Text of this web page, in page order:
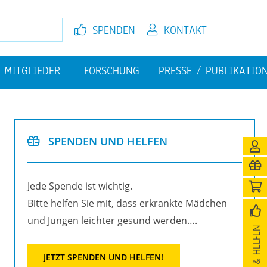
KON­TAKT
SPEN­DEN
MIT­GLIE­DER FOR­SCHUNG PRES­SE /
SPEN­DEN UND HEL­FEN
Jede Spen­de ist wich­tig.
Bitte hel­fen Sie mit, dass er­krank­te Mäd­chen
und Jun­gen leich­ter ge­sund wer­den….
JETZT SPEN­DEN UND HEL­FEN!